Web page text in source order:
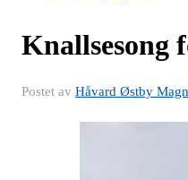
Knallsesong
Postet av Håvard Østby